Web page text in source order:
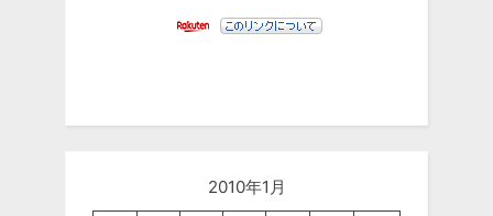
2010年1月